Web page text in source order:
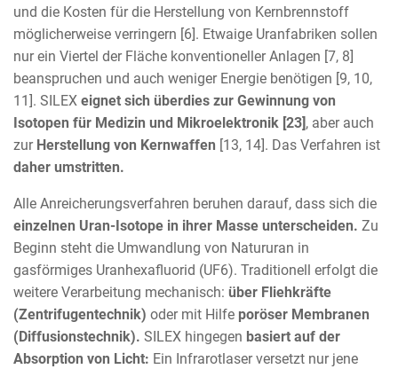
und die Kosten für die Herstellung von Kernbrennstoff
möglicherweise verringern [6]. Etwaige Uranfabriken sollen
nur ein Viertel der Fläche konventioneller Anlagen [7, 8]
beanspruchen und auch weniger Energie benötigen [9, 10,
11]. SILEX eignet sich überdies zur Gewinnung von
Isotopen für Medizin und Mikroelektronik [23], aber auch
zurHerstellung von Kernwaffen [13, 14]. Das Verfahren ist
daher umstritten.
Alle Anreicherungsverfahren beruhen darauf, dass sich die
einzelnen Uran-Isotope in ihrer Masse unterscheiden. Zu
Beginn steht die Umwandlung von Natururan in
gasförmiges Uranhexafluorid (UF6). Traditionell erfolgt die
weitere Verarbeitung mechanisch: über Fliehkräfte
(Zentrifugentechnik) oder mit Hilfe poröser Membranen
(Diffusionstechnik). SILEX hingegen basiert auf der
Absorption von Licht: Ein Infrarotlaser versetzt nur jene